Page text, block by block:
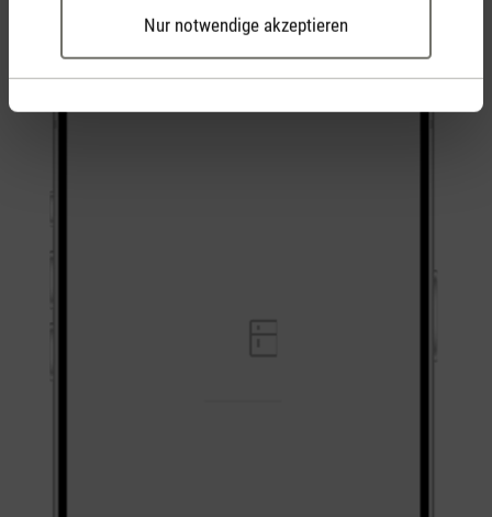
Nur notwendige akzeptieren